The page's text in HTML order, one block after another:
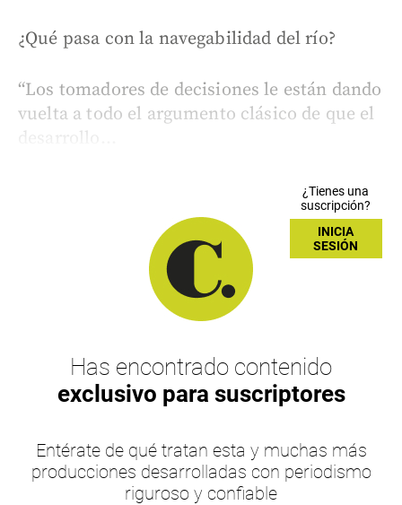
¿Qué pasa con la navegabilidad del río?
“Los tomadores de decisiones le están dando
vuelta a todo el argumento clásico de que el
desarrollo...
¿Tienes una
suscripción?
INICIA
SESIÓN
Has encontrado contenido
exclusivo para suscriptores
Entérate de qué tratan esta y muchas más
producciones desarrolladas con periodismo
riguroso y confiable